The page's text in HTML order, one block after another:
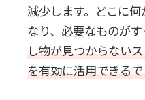
減少します。どこに
なり、必要なものがす
し物が見つからない
を有効に活用できる